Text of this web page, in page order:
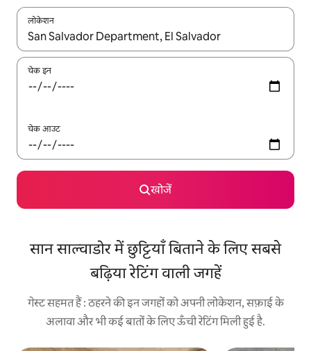
लोकेशन
नतीजों के उपलब्ध होने पर, अप और डाउन 'ऐरो की' का इस्तेमाल करके नेविगेट
चेक इन
चेक आउट
खोजें
सान साल्वाडोर में छुट्टियाँ बिताने के लिए सबसे
बढ़िया रेटिंग वाली जगहें
गेस्ट सहमत हैं : ठहरने की इन जगहों को अपनी लोकेशन, सफ़ाई के
अलावा और भी कई बातों के लिए ऊँची रेटिंग मिली हुई है.